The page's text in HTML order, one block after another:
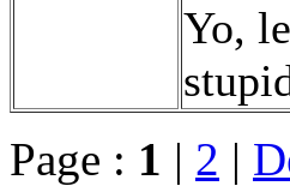
Yo,
Page : 1 | 2 |